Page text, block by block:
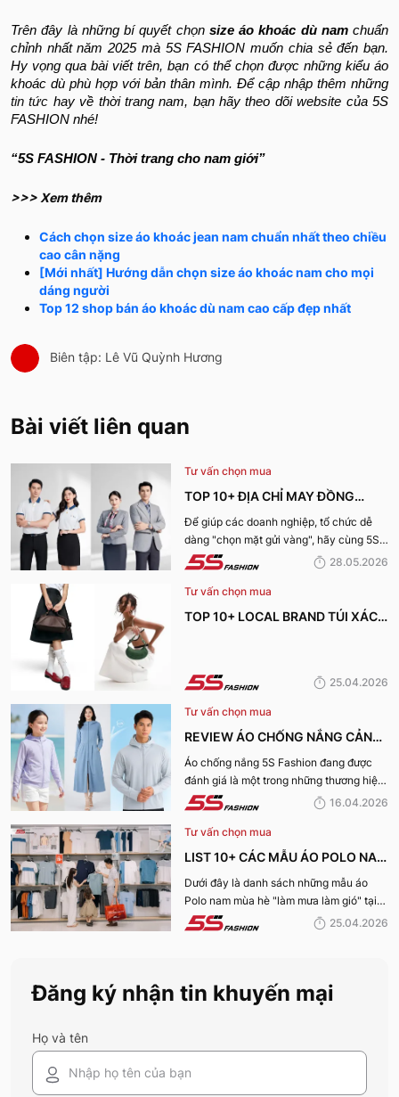
Trên đây là những bí quyết chọn size áo khoác dù namchuẩn
chỉnh nhất năm 2025 mà 5S FASHION muốn chia sẻ đến bạn.
Hy vọng qua bài viết trên, bạn có thể chọn được những kiểu áo
khoác dù phù hợp với bản thân mình. Để cập nhập thêm những
tin tức hay về thời trang nam, bạn hãy theo dõi website của 5S
FASHION nhé!
“5S FASHION - Thời trang cho nam giới”
>>> Xem thêm
Cách chọn size áo khoác jean nam chuẩn nhất theo chiều
cao cân nặng
[Mới nhất] Hướng dẫn chọn size áo khoác nam cho mọi
dáng người
Top 12 shop bán áo khoác dù nam cao cấp đẹp nhất
Biên tập: Lê Vũ Quỳnh Hương
Bài viết liên quan
Tư vấn chọn mua
TOP 10+ ĐỊA CHỈ MAY ĐỒNG
PHỤC CÔNG TY ĐẸP, UY TÍN
NHẤT HIỆN NAY
Để giúp các doanh nghiệp, tổ chức dễ
dàng "chọn mặt gửi vàng", hãy cùng 5S
Fashion tìm hiểu những địa chỉ may đồng
được nhiều đánh giá tích cực nhất hiện
nay.
28.05.2026
Tư vấn chọn mua
TOP 10+ LOCAL BRAND TÚI XÁCH
25.04.2026
Tư vấn chọn mua
REVIEW ÁO CHỐNG NẮNG CẢN
TIA UV, CHỐNG NẮNG TỐT NHẤT
CỦA 5S FASHION 2026
Áo chống nắng 5S Fashion đang được
đánh giá là một trong những thương hiệu
áo đáng mua hàng đầu hiện nay. Vậy
giá tích cực đến vậy? Cùng đi hết bài
viết nhé!
16.04.2026
Tư vấn chọn mua
LIST 10+ CÁC MẪU ÁO POLO NAM
MÙA HÈ BÁN CHẠY NHẤT CỦA 5S
FASHION 2026
Dưới đây là danh sách những mẫu áo
Polo nam mùa hè "làm mưa làm gió" tại
hệ thống 5S Fashion mà bất kỳ quý ông
25.04.2026
Đăng ký nhận tin khuyến mại
Họ và tên